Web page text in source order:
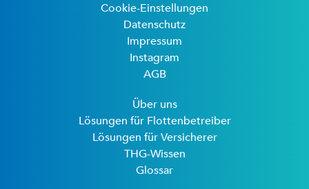
Cookie-Einstellungen
Datenschutz
Impressum
Instagram
AGB
Über uns
Lösungen für Flottenbetreiber
Lösungen für Versicherer
THG-Wissen
Glossar